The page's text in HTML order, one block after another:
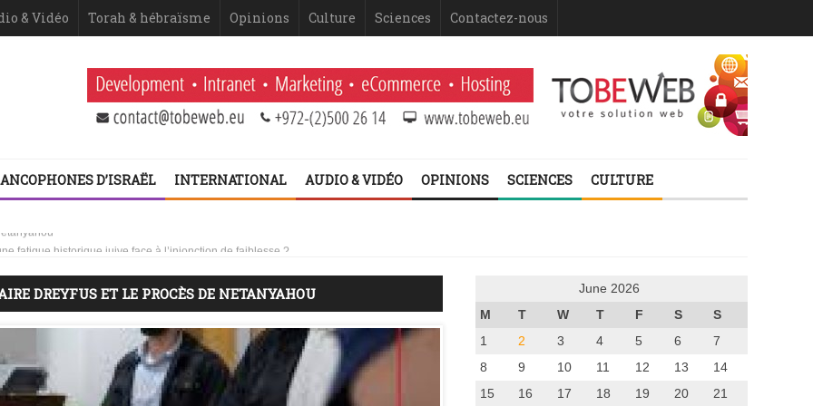
& Vidéo Torah & hébraïsme Opinions Culture Sciences Contactez-nous
D’ISRAËL INTERNATIONAL AUDIO & VIDÉO OPINIONS SCIENCES CULTURE
volet (Dominique Moïsi)
DREYFUS ET LE PROCÈS DE NETANYAHOU
June 2026
M
T W T F S
S
1
2 3 4 5 6
7
8
9 10 11 12 13
14
15
16 17 18 19 20
21